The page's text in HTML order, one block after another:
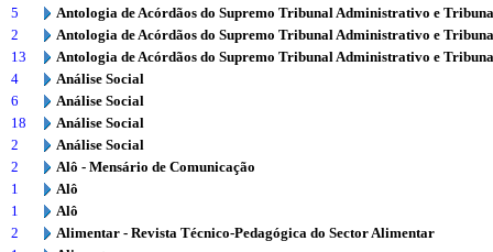
5
Antologia de Acórdãos do Supremo Tribunal Administrativo e
2
Antologia de Acórdãos do Supremo Tribunal Administrativo e
13
Antologia de Acórdãos do Supremo Tribunal Administrativo e
4
Análise Social
6
Análise Social
18
Análise Social
2
Análise Social
2
Alô - Mensário de Comunicação
1
Alô
1
Alô
2
Alimentar - Revista Técnico-Pedagógica do Sector Alimentar